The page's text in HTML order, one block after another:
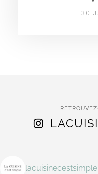
30
lacuisinecestsimple